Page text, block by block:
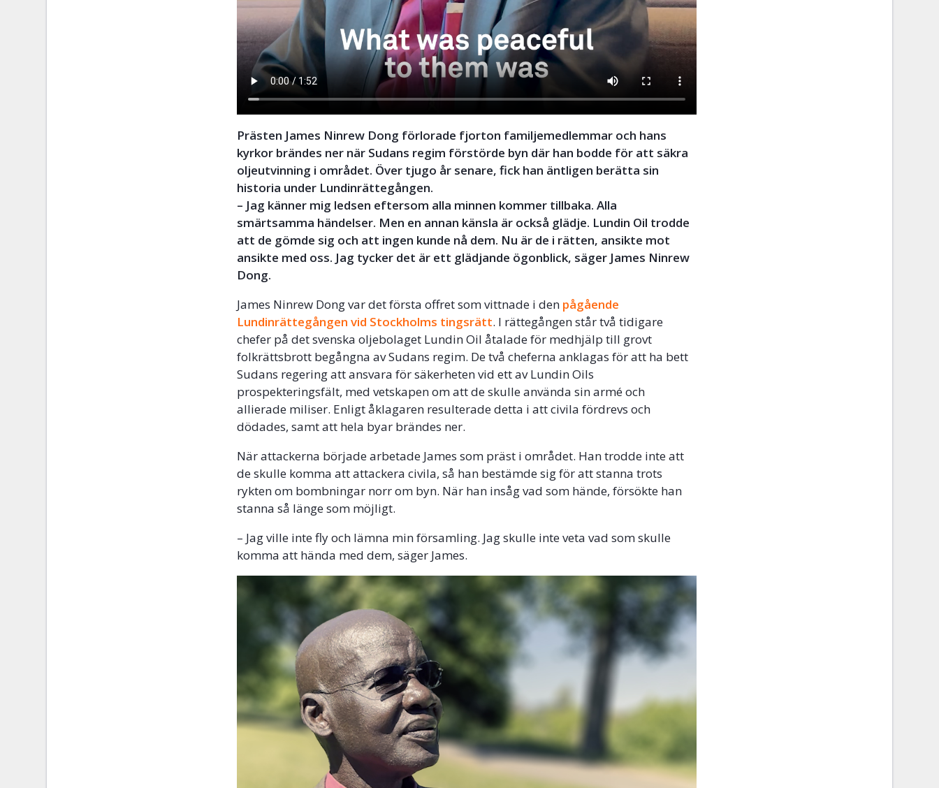
Prästen James Ninrew Dong förlorade fjorton familjemedlemmar och hans
kyrkor brändes ner när Sudans regim förstörde byn där han bodde för att säkra
oljeutvinning i området. Över tjugo år senare, fick han äntligen berätta sin
historia under Lundinrättegången.
– Jag känner mig ledsen eftersom alla minnen kommer tillbaka. Alla
smärtsamma händelser. Men en annan känsla är också glädje. Lundin Oil trodde
att de gömde sig och att ingen kunde nå dem. Nu är de i rätten, ansikte mot
ansikte med oss. Jag tycker det är ett glädjande ögonblick, säger James Ninrew
Dong.
James Ninrew Dong var det första offret som vittnade i den pågående
Lundinrättegången vid Stockholms tingsrätt. I rättegången står två tidigare
chefer på det svenska oljebolaget Lundin Oil åtalade för medhjälp till grovt
folkrättsbrott begångna av Sudans regim. De två cheferna anklagas för att ha bett
Sudans regering att ansvara för säkerheten vid ett av Lundin Oils
prospekteringsfält, med vetskapen om att de skulle använda sin armé och
allierade miliser. Enligt åklagaren resulterade detta i att civila fördrevs och
dödades, samt att hela byar brändes ner.
När attackerna började arbetade James som präst i området. Han trodde inte att
de skulle komma att attackera civila, så han bestämde sig för att stanna trots
rykten om bombningar norr om byn. När han insåg vad som hände, försökte han
stanna så länge som möjligt.
– Jag ville inte fly och lämna min församling. Jag skulle inte veta vad som skulle
komma att hända med dem, säger James.